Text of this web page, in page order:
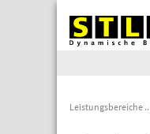
Leistungsbereiche